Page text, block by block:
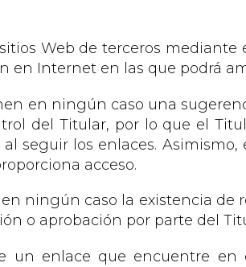
Web de terceros
en Internet en las que podrá
en ningún caso una
del Titular, por lo que el
seguir los enlaces.
acceso.
ningún caso la existencia de
o aprobación por parte del
un enlace que encuentre